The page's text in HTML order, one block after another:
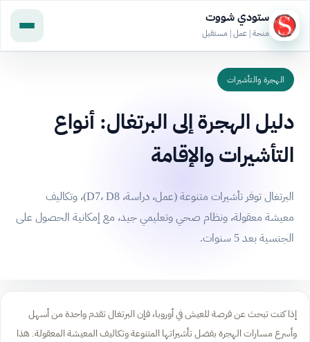
ستودي شووت
منحة | عمل | مستقبل
الهجرة والتأشيرات
دليل الهجرة إلى البرتغال: أنواع
التأشيرات والإقامة
البرتغال توفر تأشيرات متنوعة (عمل، دراسة، D7، D8)، وتكاليف
معيشة معقولة، ونظام صحي وتعليمي جيد، مع إمكانية الحصول على
الجنسية بعد 5 سنوات.
إذا كنت تبحث عن فرصة للعيش في أوروبا، فإن البرتغال تقدم واحدة من أسهل
وأسرع مسارات الهجرة بفضل تأشيراتها المتنوعة وتكاليف المعيشة المعقولة. هذا